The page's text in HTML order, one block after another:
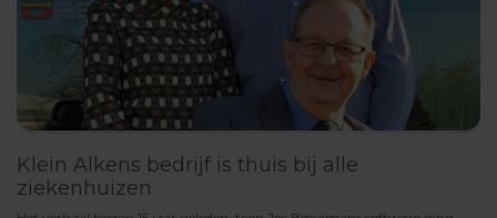
Klein Alkens bedrijf is thuis bij alle
ziekenhuizen